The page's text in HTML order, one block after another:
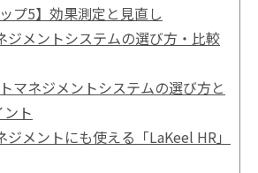
ップ5】効果測定と見直し
ジメントシステムの選び方・比較
マネジメントシステムの選び方と
ト
ジメントにも使える「LaKeel HR」